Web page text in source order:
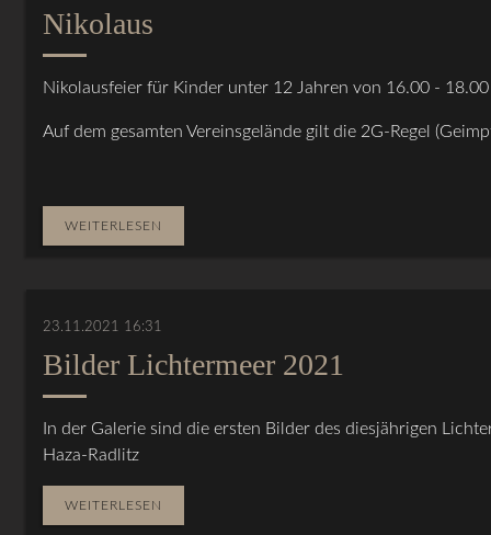
Nikolaus
Nikolausfeier für Kinder unter 12 Jahren von 16.00 -
Auf dem gesamten Vereinsgelände gilt die 2G-Regel
WEITERLESEN
23.11.2021 16:31
Bilder Lichtermeer 2021
In der Galerie sind die ersten Bilder des diesjährigen
Haza-Radlitz
WEITERLESEN